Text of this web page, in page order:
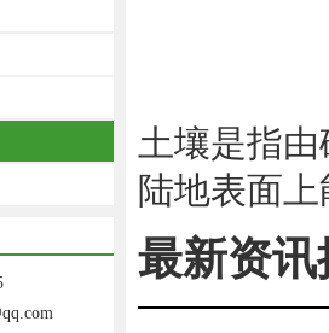
土壤是指
陆地表面
最新资讯